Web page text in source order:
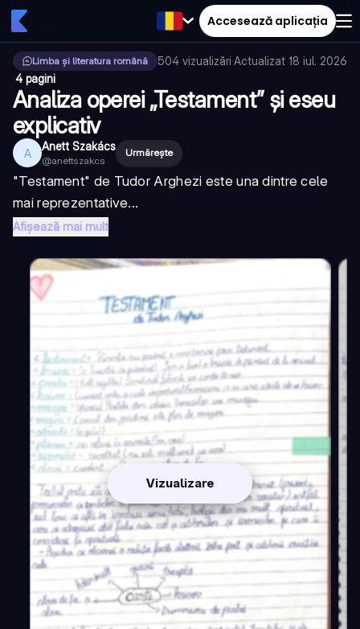
Accesează aplicația
Limba și literatura română 504 vizualizări·Actualizat 18 iul. 2026
·4 pagini
Analiza operei „Testament” și eseu
explicativ
A Anett Szakács
@anettszakcs
Urmărește
"Testament" de Tudor Arghezi este una dintre cele
mai reprezentative...
Afișează mai mult
Vizualizare